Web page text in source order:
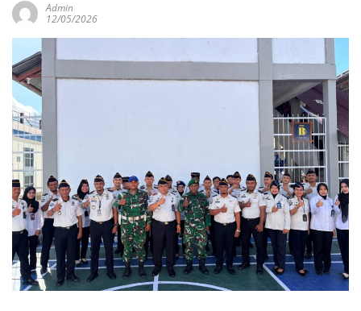
Admin
12/05/2026